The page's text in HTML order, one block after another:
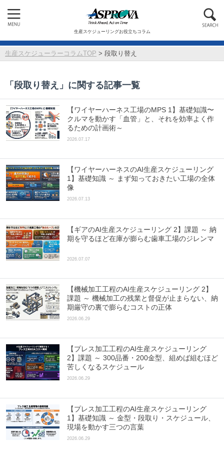
生産スケジューリングお役立ちコラム
生産スケジューラーコラムTOP > 段取り替え
「 段取り替え 」に関する記事一覧
【ワイヤーハーネス工場のMPS 1】基礎知識〜
クルマを動かす「血管」と、それを効率よく作
るための計画術～
2026.07.17
【ワイヤーハーネスのAI生産スケジューリング
1】基礎知識 ～ まず知っておきたい工場の全体
像
2026.07.13
【ギアのAI生産スケジューリング 2】課題 ～ 納
期を守るほど在庫が膨らむ歯車工場のジレンマ
2026.07.07
【機械加工工程のAI生産スケジューリング 2】
課題 ～ 機械加工の残業と督促が止まらない、納
期厳守の裏で膨らむコストの正体
2026.06.29
【プレス加工工程のAI生産スケジューリング
2】課題 ～ 300品番・200金型、組めば組むほど
苦しくなるスケジュール
2026.06.29
【プレス加工工程のAI生産スケジューリング
1】基礎知識 ～ 金型・段取り・スケジュール、
現場を動かす三つの言葉
2026.06.29